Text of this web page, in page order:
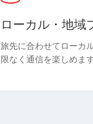
ローカル・地域
旅先に合わせてローカ
限なく通信を楽しめます